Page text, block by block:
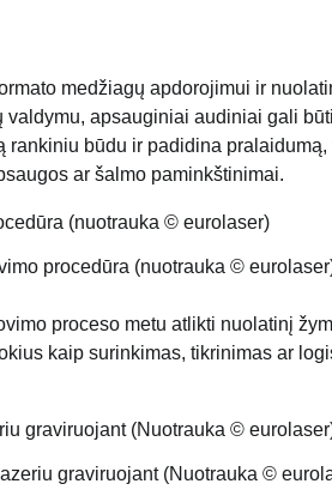
medžiagų apdorojimui ir
apsauginiai audiniai gali
būdu ir padidina
ar šalmo paminkštinimai.
procedūra (nuotrauka ©
proceso metu atlikti nuolatinį
kaip surinkimas, tikrinimas ar
graviruojant (Nuotrauka ©